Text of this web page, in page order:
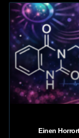
Einen